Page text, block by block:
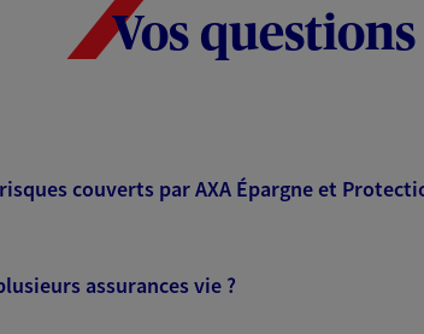
Vos
couverts par AXA Épargne et
assurances vie ?